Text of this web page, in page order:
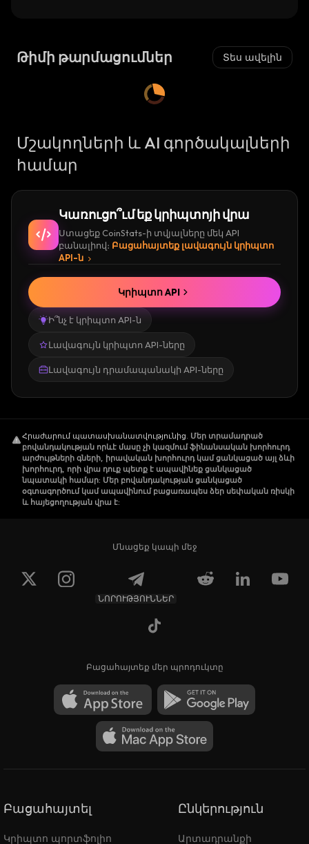
Թիմի թարմացումներ Տես ավելին
Մշակողների և AI գործակալների
համար
Կառուցո՞ւմ եք կրիպտոյի վրա
Ստացեք CoinStats-ի տվյալները մեկ API
բանալիով։ Բացահայտեք լավագույն կրիպտո
API-ն
Ի՞նչ է կրիպտո API-ն
Լավագույն կրիպտո API-ները
Լավագույն դրամապանակի API-ները
Կրիպտո API
Հրաժարում պատասխանատվությունից. Մեր տրամադրած
բովանդակության որևէ մասը չի կազմում ֆինանսական խորհուրդ
արժույթների գների, իրավական խորհուրդ կամ ցանկացած այլ ձևի
խորհուրդ, որի վրա դուք պետք է ապավինեք ցանկացած
նպատակի համար: Մեր բովանդակության ցանկացած
օգտագործում կամ ապավինում բացառապես ձեր սեփական ռիսկի
և հայեցողության վրա է:
Մնացեք կապի մեջ
ՆՈՐՈՒԹՅՈՒՆՆԵՐ
Բացահայտեք մեր պրոդուկտը
Բացահայտել
Կրիպտո պորտֆոլիո
Ընկերություն
Արտադրանքի